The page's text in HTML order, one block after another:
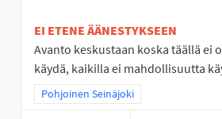
EI ETENE ÄÄNESTYKSEEN
Avanto keskustaan koska täällä ei
käydä, kaikilla ei mahdollisuutta
Rajaa tulokset teeman mukaan:
Pohjoinen Seinäjoki